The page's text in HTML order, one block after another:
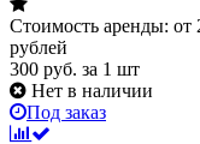
Стоимость аренды: от
рублей
300 руб. за 1 шт
Нет в наличии
Под заказ